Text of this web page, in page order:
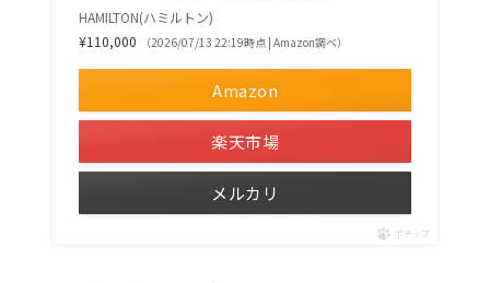
HAMILTON(ハミルトン)
¥110,000
（2026/07/13 22:19時点 | Amazon調べ）
Amazon
楽天市場
メルカリ
ポチップ